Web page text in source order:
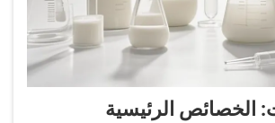
الخصائص الرئيسية